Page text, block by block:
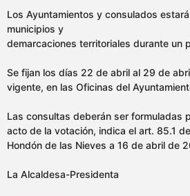
Los Ayuntamientos y consulados
municipios y
demarcaciones territoriales durante un
Se fijan los días 22 de abril al 29 de
vigente, en las Oficinas del
Las consultas deberán ser formuladas
acto de la votación, indica el art. 85.1
Hondón de las Nieves a 16 de abril de
La Alcaldesa-Presidenta